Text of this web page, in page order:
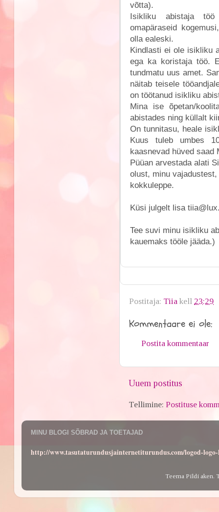
võtta).
Isikliku abistaja
omapäraseid
olla ealeski.
Kindlasti ei ole isikliku
ega ka koristaja töö.
tundmatu uus amet.
näitab teisele
on töötanud isikliku
Mina ise õpetan/
abistades ning küllalt
On tunnitasu, heale
Kuus tuleb umbes
kaasnevad hüved saad
Püüan arvestada alati
olust, minu
kokkuleppe.
Küsi julgelt lisa
Tee suvi minu isikliku
kauemaks tööle jääda.)
Postitaja: Tiia kell 23:29
Kommentaare ei ole:
Postita kommentaar
Uuem postitus
Tellimine:Postituse
MINU BLOGI SÕBRAD JA TOETAJAD
http://www.tasutaturundusjainternetiturundus.com/logod-
Teema Pildi aken.